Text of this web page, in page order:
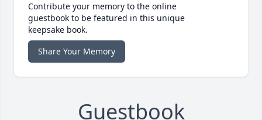
Contribute your memory to the online
guestbook to be featured in this unique
keepsake book.
Share Your Memory
Guestbook